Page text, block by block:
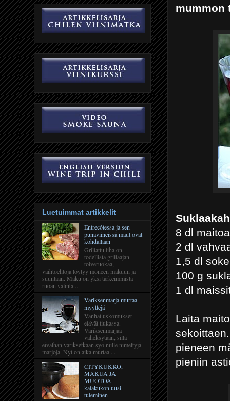
mummon
8 dl maitoa
2 dl
1,5 dl
100 g
1 dl
Laita
pieneen
pieniin
Luetuimmat artikkelit
Entrecôtessa ja sen
punaviineissä maut ovat
kohdallaan
Grillattu liha on
todellista grillaajan
toiveruokaa,
vaihtoehtoja löytyy moneen makuun ja
suuntaan. Maku on yksi tärkeimmistä
ruoan valinta...
Variksenmarja murtaa
myyttejä
Vanhat uskomukset
elävät tiukassa.
Variksenmarjaa
väheksytään, sillä
eiväthän variksetkaan syö niille nimettyjä
marjoja. Nyt on aika murtaa ...
CITYKUKKO,
MAKUA JA
MUOTOA ─
kalakukon uusi
tuleminen